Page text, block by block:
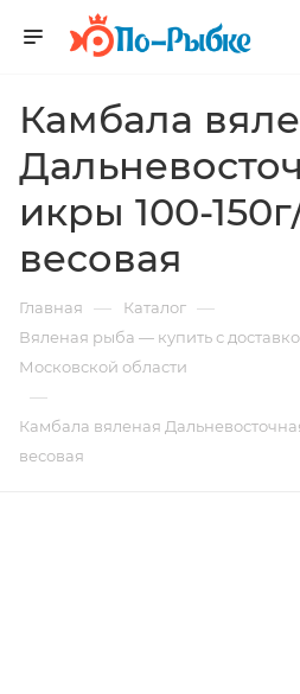
Камбала
икры 100-
весовая
Главная — Каталог —
Вяленая рыба — купить с
Московской области
—
Камбала вяленая
весовая